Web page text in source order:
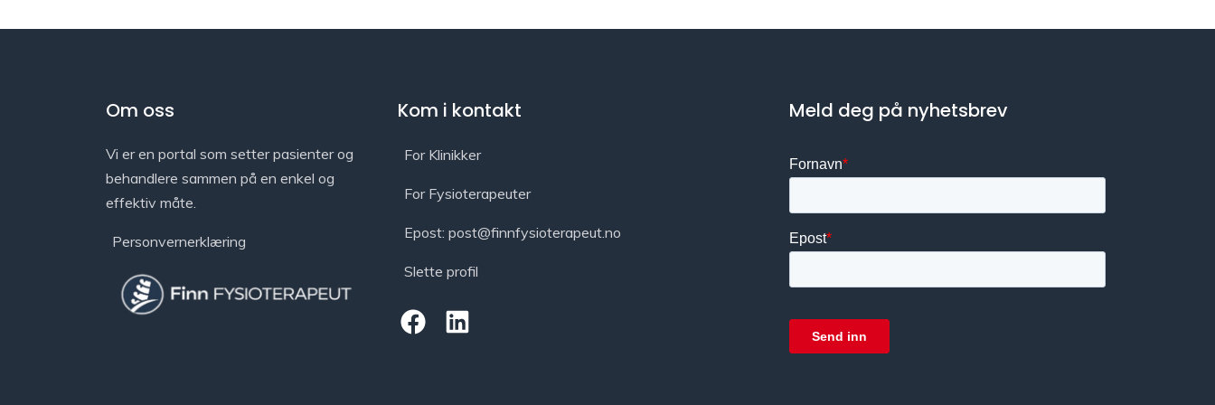
Om oss
Vi er en portal som setter pasienter og
behandlere sammen på en enkel og
effektiv måte.
Personvernerklæring
Kom i kontakt
For Klinikker
For Fysioterapeuter
Epost: post@finnfysioterapeut.no
Slette profil
Meld deg på nyhetsbrev